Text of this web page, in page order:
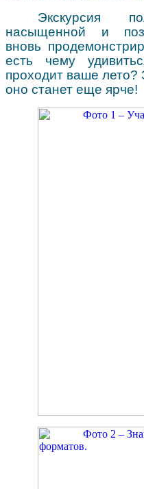
Экскурсия
насыщенной и
вновь
есть чему
проходит ваше лето?
оно станет еще ярче!